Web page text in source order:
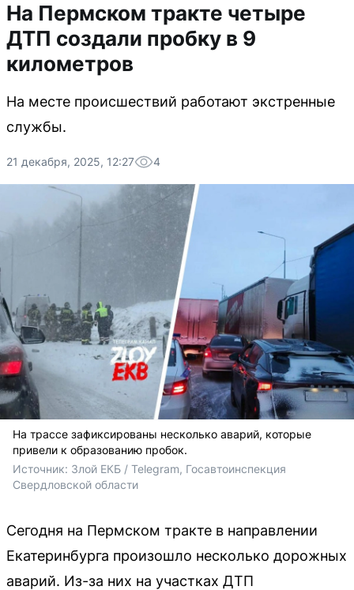
На Пермском тракте четыре
ДТП создали пробку в 9
километров
На месте происшествий работают экстренные
службы.
21 декабря, 2025, 12:27 4
На трассе зафиксированы несколько аварий, которые
привели к образованию пробок.
Источник: Злой ЕКБ / Telegram, Госавтоинспекция
Свердловской области
Сегодня на Пермском тракте в направлении
Екатеринбурга произошло несколько дорожных
аварий. Из-за них на участках ДТП